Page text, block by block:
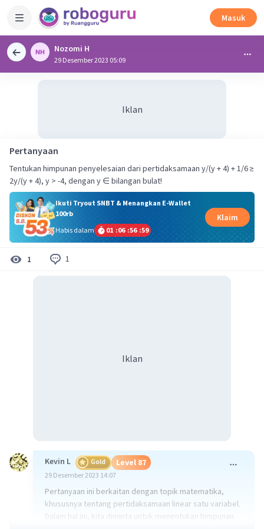
Masuk
Nozomi H
29 Desember 2023 05:09
Iklan
Pertanyaan
Tentukan himpunan penyelesaian dari pertidaksamaan y/(y + 4) + 1/6 ≥
2y/(y + 4), y > -4, dengan y ∈ bilangan bulat!
Ikuti Tryout SNBT & Menangkan E-Wallet
100rb
Habis dalam
01 :06 :56 :59
Klaim
1 1
Iklan
Kevin L Gold Level 87
29 Desember 2023 14:07
Pertanyaan ini berkaitan dengan topik matematika,
khususnya tentang pertidaksamaan linear satu variabel.
Dalam hal ini, kita diminta untuk menentukan himpunan